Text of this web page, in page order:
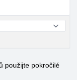
použijte pokročilé